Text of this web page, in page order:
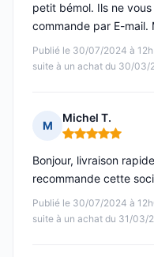
Publié le 30/07/2024 à
suite à un achat du 30/03/
petit bémol. Ils ne
commande par E-mail.
M
Michel T.
Note : 5 sur 5
Publié le 30/07/2024 à
suite à un achat du 31/03/
Bonjour, livraison
recommande cette